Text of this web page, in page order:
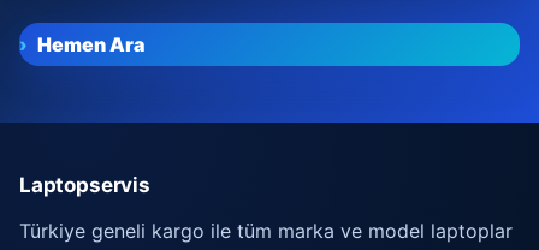
Hemen Ara
Laptopservis
Türkiye geneli kargo ile tüm marka ve model laptoplar